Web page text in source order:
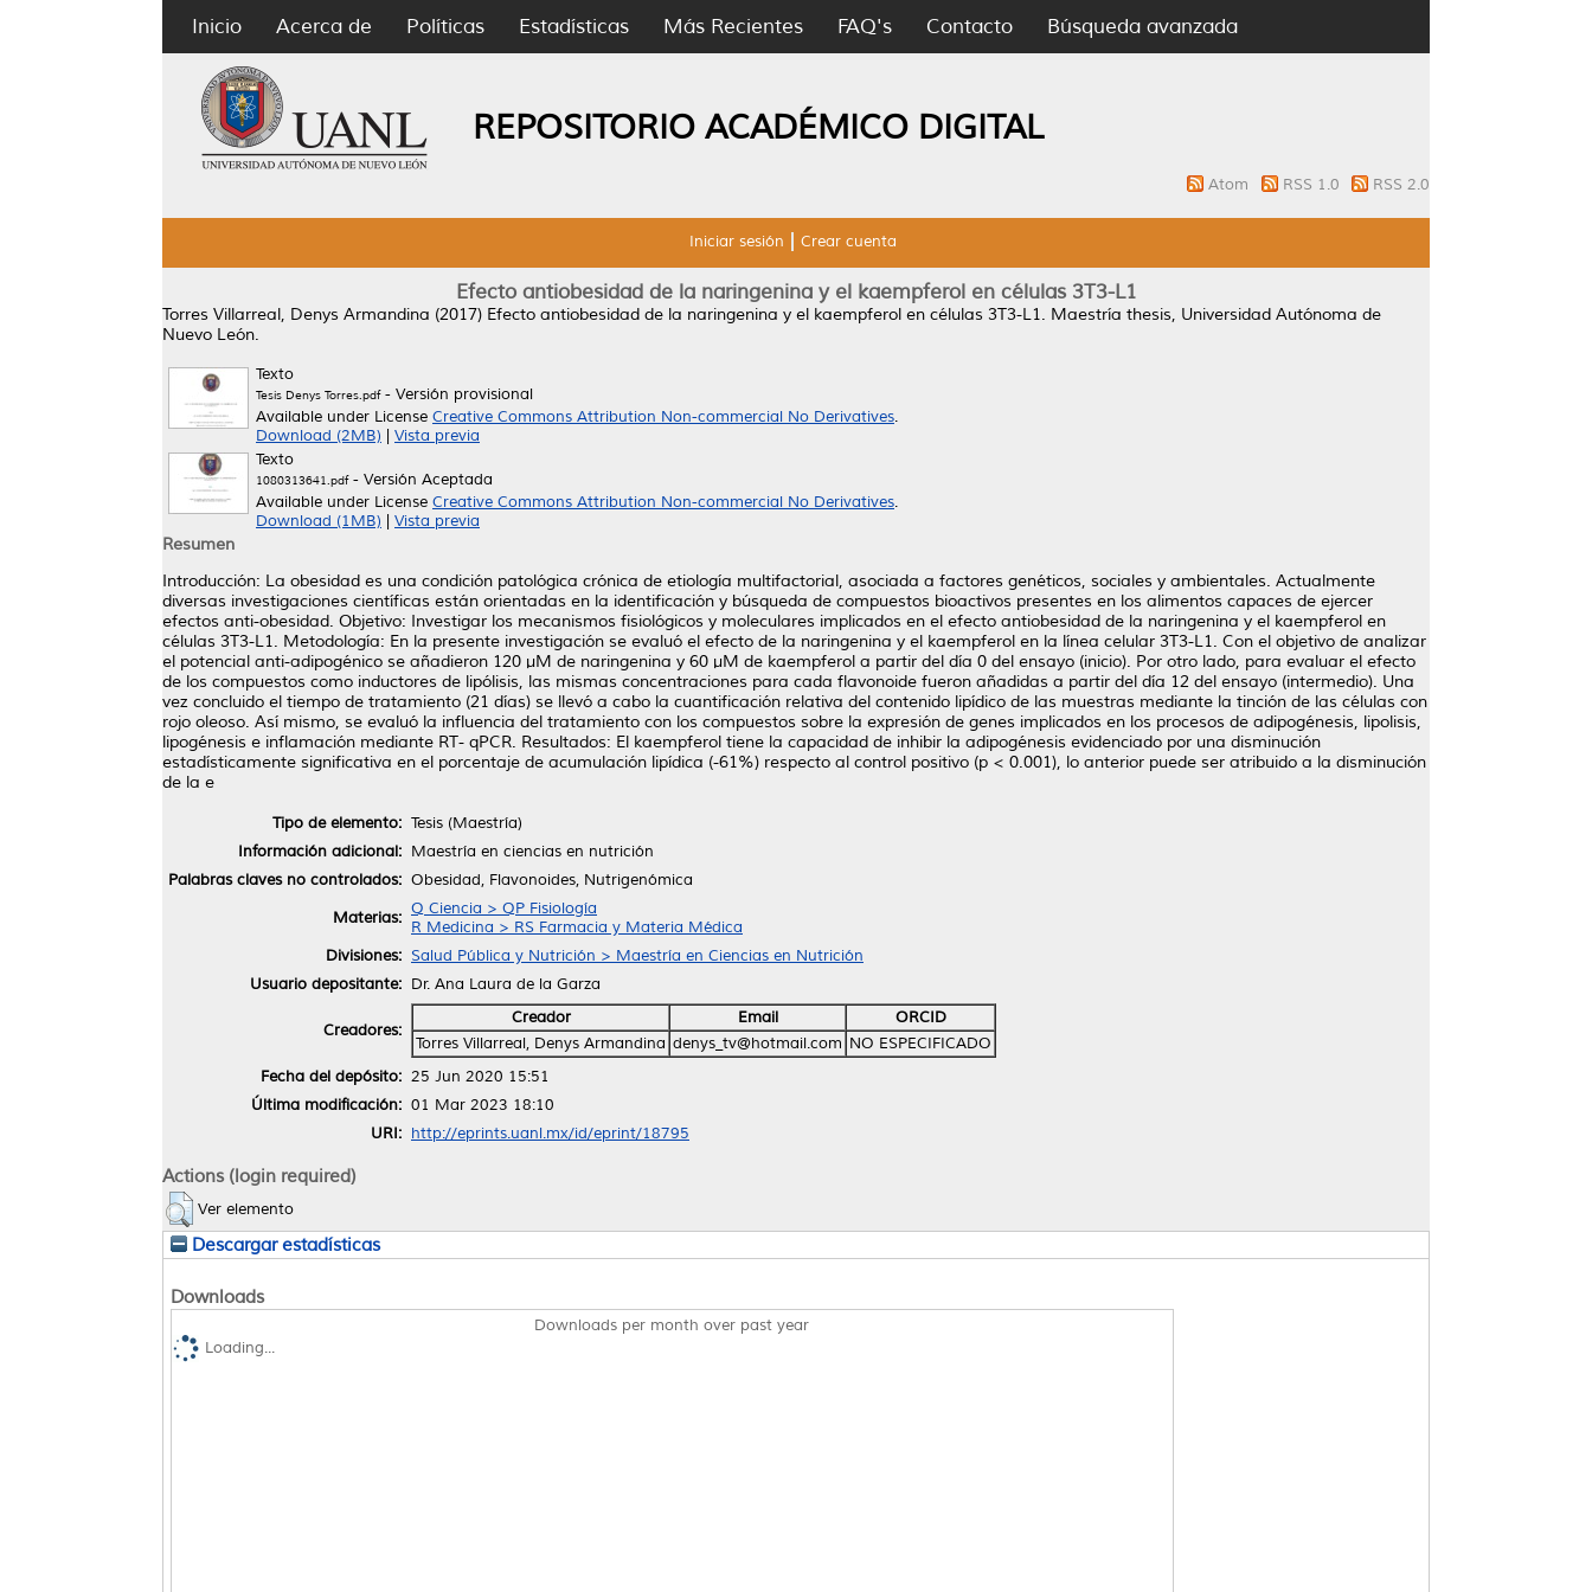
Inicio Acerca de Políticas Estadísticas Más Recientes FAQ's Contacto Búsqueda avanzada
REPOSITORIO ACADÉMICO DIGITAL
Atom RSS 1.0 RSS 2.0
Iniciar sesión Crear cuenta
Efecto antiobesidad de la naringenina y el kaempferol en células 3T3-L1
Torres Villarreal, Denys Armandina (2017) Efecto antiobesidad de la naringenina y el kaempferol en células 3T3-L1. Maestría thesis, Universidad Autónoma de
Nuevo León.
Texto
Tesis Denys Torres.pdf- Versión provisional
Available under License Creative Commons Attribution Non-commercial No Derivatives.
Download (2MB)
Vista previa
Texto
1080313641.pdf- Versión Aceptada
Available under License Creative Commons Attribution Non-commercial No Derivatives.
Download (1MB)
Vista previa
Resumen
Introducción: La obesidad es una condición patológica crónica de etiología multifactorial, asociada a factores genéticos, sociales y ambientales. Actualmente
diversas investigaciones científicas están orientadas en la identificación y búsqueda de compuestos bioactivos presentes en los alimentos capaces de ejercer
efectos anti-obesidad. Objetivo: Investigar los mecanismos fisiológicos y moleculares implicados en el efecto antiobesidad de la naringenina y el kaempferol en
células 3T3-L1. Metodología: En la presente investigación se evaluó el efecto de la naringenina y el kaempferol en la línea celular 3T3-L1. Con el objetivo de analizar
el potencial anti-adipogénico se añadieron 120 μM de naringenina y 60 μM de kaempferol a partir del día 0 del ensayo (inicio). Por otro lado, para evaluar el efecto
de los compuestos como inductores de lipólisis, las mismas concentraciones para cada flavonoide fueron añadidas a partir del día 12 del ensayo (intermedio). Una
vez concluido el tiempo de tratamiento (21 días) se llevó a cabo la cuantificación relativa del contenido lipídico de las muestras mediante la tinción de las células con
rojo oleoso. Así mismo, se evaluó la influencia del tratamiento con los compuestos sobre la expresión de genes implicados en los procesos de adipogénesis, lipolisis,
lipogénesis e inflamación mediante RT- qPCR. Resultados: El kaempferol tiene la capacidad de inhibir la adipogénesis evidenciado por una disminución
estadísticamente significativa en el porcentaje de acumulación lipídica (-61%) respecto al control positivo (p < 0.001), lo anterior puede ser atribuido a la disminución
de la e
Tipo de elemento: Tesis (Maestría)
Información adicional: Maestría en ciencias en nutrición
Palabras claves no controlados: Obesidad, Flavonoides, Nutrigenómica
Materias: Q Ciencia > QP Fisiología
R Medicina > RS Farmacia y Materia Médica
Divisiones: Salud Pública y Nutrición > Maestría en Ciencias en Nutrición
Usuario depositante: Dr. Ana Laura de la Garza
Creadores:
Creador Email
ORCID
Torres Villarreal, Denys Armandina denys_tv@hotmail.com NO ESPECIFICADO
Fecha del depósito: 25 Jun 2020 15:51
Última modificación: 01 Mar 2023 18:10
URI: http://eprints.uanl.mx/id/eprint/18795
Actions (login required)
Ver elemento
Descargar estadísticas
Downloads
Downloads per month over past year
Loading...